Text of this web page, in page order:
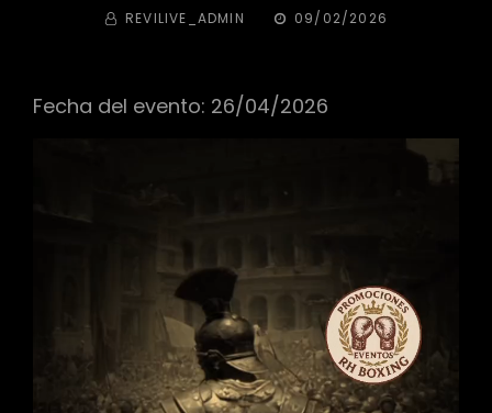
BY REVILIVE_ADMIN
PUBLICADA
09/02/2026
Fecha del evento: 26/04/2026